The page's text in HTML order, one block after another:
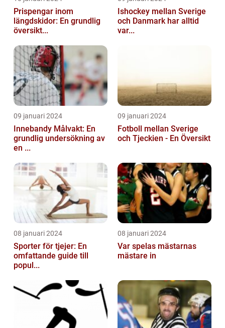
Prispengar inom
längdskidor: En grundlig
översikt...
Ishockey mellan Sverige
och Danmark har alltid
var...
09 januari 2024
Innebandy Målvakt: En
grundlig undersökning av
en ...
09 januari 2024
Fotboll mellan Sverige
och Tjeckien - En Översikt
08 januari 2024
Sporter för tjejer: En
omfattande guide till
popul...
08 januari 2024
Var spelas mästarnas
mästare in